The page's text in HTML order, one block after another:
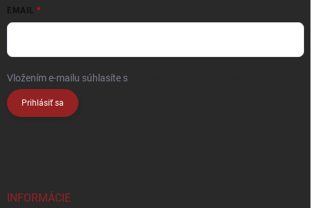
EMAIL
Vložením e-mailu súhlasíte s
Prihlásiť sa
INFORMÁCIE